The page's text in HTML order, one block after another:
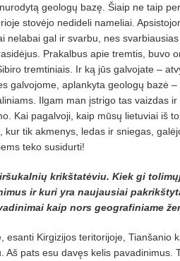
geologų bazę. Šiaip ne taip
stovėjo nedideli nameliai.
nelabai gal ir svarbu, nes
Prakalbus apie tremtis, buvo
tremtiniais. Ir ką jūs galvojate –
galvojome, aplankyta geologų bazė
Ilgam man įstrigo tas vaizdas
Kai pagalvoji, kaip mūsų lietuviai iš
kur tik akmenys, ledas ir sniegas,
teko susidurti!
krikštatėviu. Kiek gi
ir kuri yra naujausiai
kaip nors geografiniame
esanti Kirgizijos teritorijoje, Tianšanio
Aš pats esu davęs kelis pavadinimus.